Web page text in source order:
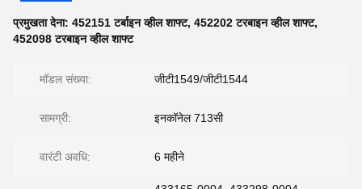
प्रमुखता देना: 452151 टर्बाइन व्हील शाफ्ट, 452202 टरबाइन व्हील शाफ्ट,
452098 टरबाइन व्हील शाफ्ट
मॉडल संख्या: जीटी1549/जीटी1544
सामग्री: इनकॉनेल 713सी
वारंटी अवधि: 6 महीने